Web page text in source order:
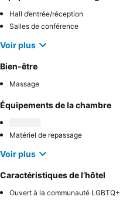
Hall d’entrée/réception
Salles de conférence
Voir plus
Bien-être
Massage
Équipements de la chambre
Matériel de repassage
Voir plus
Caractéristiques de l’hôtel
Ouvert à la communauté LGBTQ+